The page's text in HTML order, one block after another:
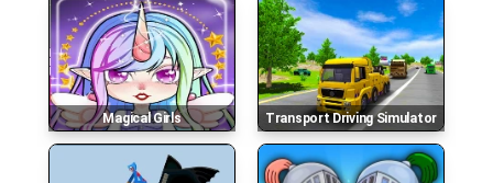
Magical Girls Transport Driving Simulator